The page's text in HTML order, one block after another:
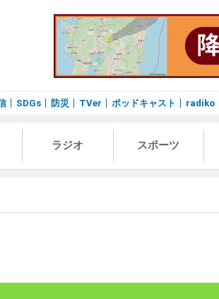
SDGs 防災 TVer ポッドキャスト radiko
ラジオ スポーツ